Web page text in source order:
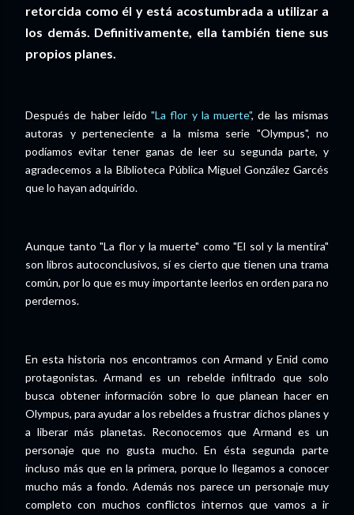
retorcida como él y está acostumbrada a utilizar a
los demás. Definitivamente, ella también tiene sus
propios planes.
Después de haber leído"La flor y la muerte", de las mismas
autoras y perteneciente a la misma serie "Olympus", no
podíamos evitar tener ganas de leer su segunda parte, y
agradecemos a la Biblioteca Pública Miguel González Garcés
que lo hayan adquirido.
Aunque tanto "La flor y la muerte" como "El sol y la mentira"
son libros autoconclusivos, sí es cierto que tienen una trama
común, por lo que es muy importante leerlos en orden para no
perdernos.
En esta historia nos encontramos con Armand y Enid como
protagonistas. Armand es un rebelde infiltrado que solo
busca obtener información sobre lo que planean hacer en
Olympus, para ayudar a los rebeldes a frustrar dichos planes y
a liberar más planetas. Reconocemos que Armand es un
personaje que no gusta mucho. En ésta segunda parte
incluso más que en la primera, porque lo llegamos a conocer
mucho más a fondo. Además nos parece un personaje muy
completo con muchos conflictos internos que vamos a ir